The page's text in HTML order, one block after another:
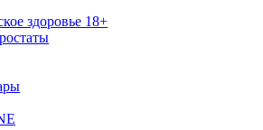
здоровье 18+